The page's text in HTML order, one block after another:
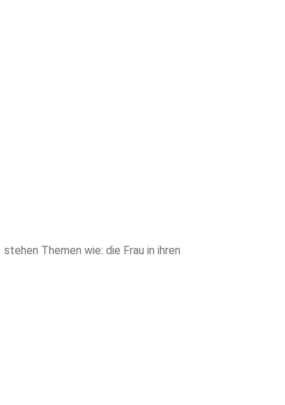
Themen wie: die Frau in ihren